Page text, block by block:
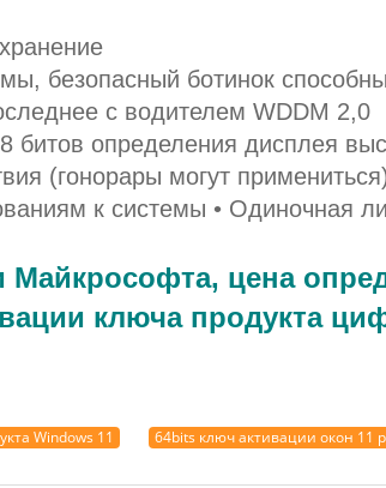
безопасный ботинок
с водителем WDDM 2,0
определения дисплея
(гонорары могут
к системы • Одиночная
цена
Windows 11 64bits ключ активации окон 11